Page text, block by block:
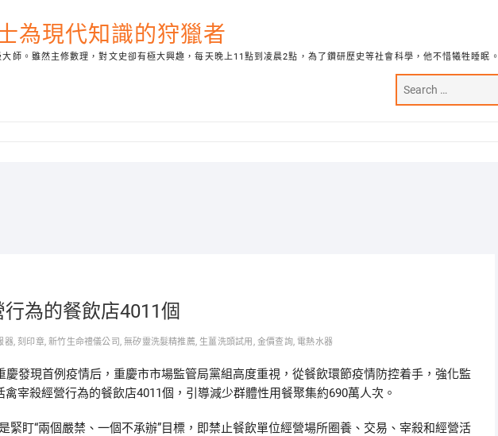
為現代知識的狩獵者
師。雖然主修數理，對文史卻有極大興趣，每天晚上11點到凌晨2點，為了鑽研歷史等社會科學，他不惜犧牲睡眠。
為的餐飲店4011個
器,刻印章,新竹生命禮儀公司,無矽靈洗髮精推薦, 生薑洗頭試用 , 金價查詢, 電熱水器
慶發現首例疫情后，重慶市市場監管局黨組高度重視，從餐飲環節疫情防控着手，強化監
宰殺經營行為的餐飲店4011個，引導減少群體性用餐聚集約690萬人次。
盯“兩個嚴禁、一個不承辦”目標，即禁止餐飲單位經營場所圈養、交易、宰殺和經營活